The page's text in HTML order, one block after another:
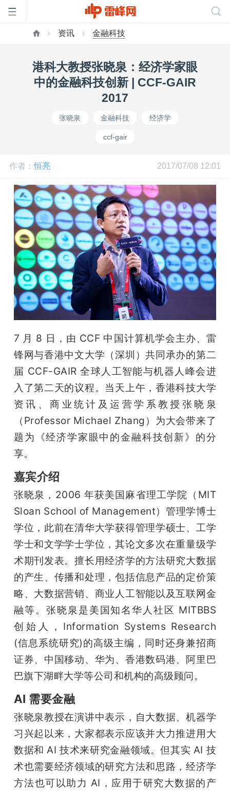
页
网
公
开
课
活
中
心
GAIR
题
爱
搞
机
资讯 金融科技
港科大教授张晓泉：经济学家眼
中的金融科技创新 | CCF-GAIR
2017
张晓泉 金融科技 经济学
ccf-gair
作者：恒亮 2017/07/08 12:01
7 月 8 日，由 CCF 中国计算机学会主办、雷
锋网与香港中文大学（深圳）共同承办的第二
届 CCF-GAIR 全球人工智能与机器人峰会进
入了第二天的议程。当天上午，香港科技大学
资讯、商业统计及运营学系教授张晓泉
（Professor Michael Zhang）为大会带来了
题为《经济学家眼中的金融科技创新》的分
享。
嘉宾介绍
张晓泉，2006 年获美国麻省理工学院（MIT
Sloan School of Management）管理学博士
学位，此前在清华大学获得管理学硕士、工学
学士和文学学士学位，其论文多次在重量级学
术期刊发表。擅长用经济学的方法研究大数据
的产生、传播和处理，包括信息产品的定价策
略、大数据营销、商业人工智能以及互联网金
融等。张晓泉是美国知名华人社区 MITBBS
创始人，Information Systems Research
(信息系统研究)的高级主编，同时还身兼招商
证券、中国移动、华为、香港数码港、阿里巴
巴旗下湖畔大学等公司和机构的高级顾问。
AI 需要金融
张晓泉教授在演讲中表示，自大数据、机器学
习兴起以来，大家都表示应该并大力推进用大
数据和 AI 技术来研究金融领域。但其实 AI 技
术也需要经济领域的研究方法和思路，经济学
方法也可以助力 AI，应用于研究大数据的产